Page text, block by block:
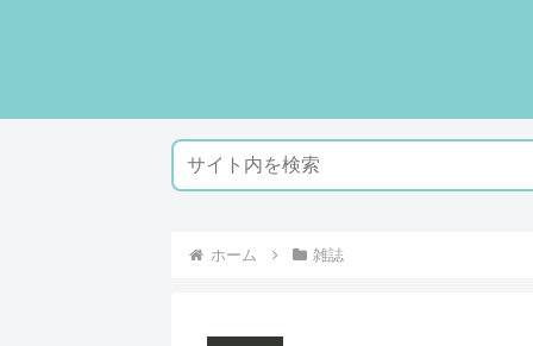
ホーム 雑誌